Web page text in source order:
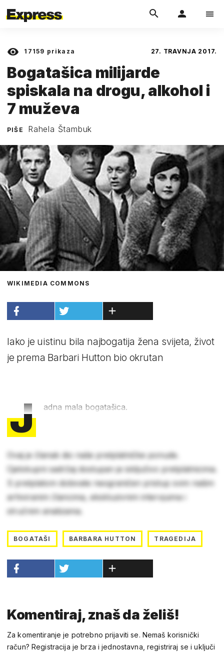
17159 prikaza 27. TRAVNJA 2017.
Bogatašica milijarde
spiskala na drogu, alkohol i
7 muževa
PIŠE Rahela Štambuk
WIKIMEDIA COMMONS
Iako je uistinu bila najbogatija žena svijeta, život
je prema Barbari Hutton bio okrutan
J adna mala bogatašica.
Ovaj je članak dio naše pretplatničke ponude.
Cjelokupni sadržaj dostupan je isključivo pretplatnicima.
S pretplatom dobivate neograničen pristup svim našim
arhiviranim člancima, ekskluzivnim intervjuima i
stručnim analizama.
BOGATAŠI BARBARA HUTTON TRAGEDIJA
Komentiraj, znaš da želiš!
Za komentiranje je potrebno prijaviti se. Nemaš korisnički
račun? Registracija je brza i jednostavna, registriraj se i uključi